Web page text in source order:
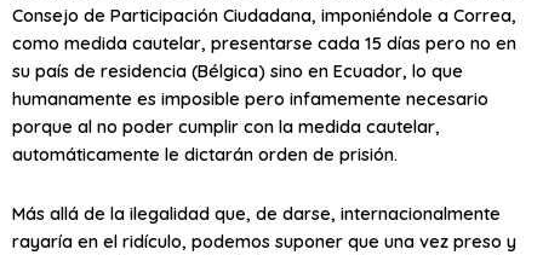
Consejo de Participación Ciudadana, imponiéndole a Correa,
como medida cautelar, presentarse cada 15 días pero no en
su país de residencia (Bélgica) sino en Ecuador, lo que
humanamente es imposible pero infamemente necesario
porque al no poder cumplir con la medida cautelar,
automáticamente le dictarán orden de prisión.
Más allá de la ilegalidad que, de darse, internacionalmente
rayaría en el ridículo, podemos suponer que una vez preso y